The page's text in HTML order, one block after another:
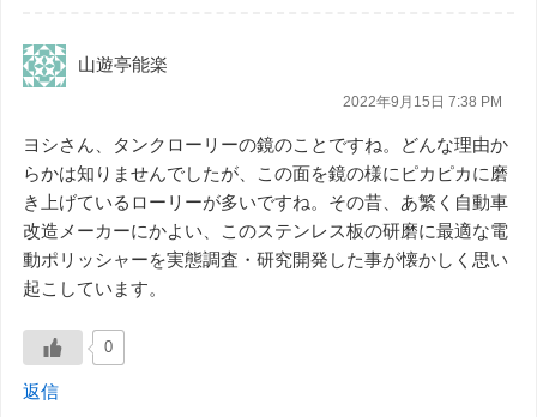
山遊亭能楽
2022年9月15日 7:38 PM
ヨシさん、タンクローリーの鏡のことですね。どんな理由か
らかは知りませんでしたが、この面を鏡の様にピカピカに磨
き上げているローリーが多いですね。その昔、あ繁く自動車
改造メーカーにかよい、このステンレス板の研磨に最適な電
動ポリッシャーを実態調査・研究開発した事が懐かしく思い
起こしています。
0
返信